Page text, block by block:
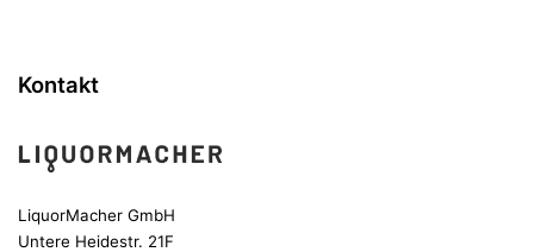
Kontakt
LiquorMacher GmbH
Untere Heidestr. 21F